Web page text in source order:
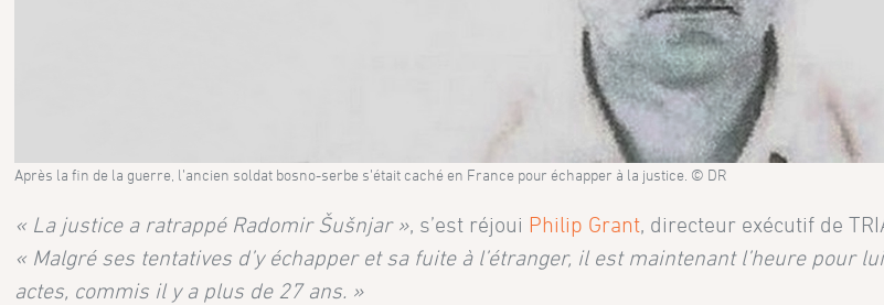
Après la fin de la guerre, l’ancien soldat bosno-serbe s’était caché en France pour échapper à la justice. © DR
« La justice a ratrappé Radomir Šušnjar », s’est réjoui Philip Grant, directeur exécutif de
« Malgré ses tentatives d’y échapper et sa fuite à l’étranger, il est maintenant l’heure pour
actes, commis il y a plus de 27 ans. »